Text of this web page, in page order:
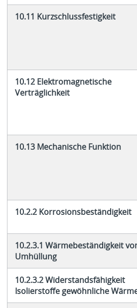
10.11 Kurzschlussfestigkeit
10.12 Elektromagnetische
Verträglichkeit
10.13 Mechanische Funktion
10.2.2 Korrosionsbeständigkeit
10.2.3.1 Wärmebeständigkeit
Umhüllung
10.2.3.2 Widerstandsfähigkeit
Isolierstoffe gewöhnliche